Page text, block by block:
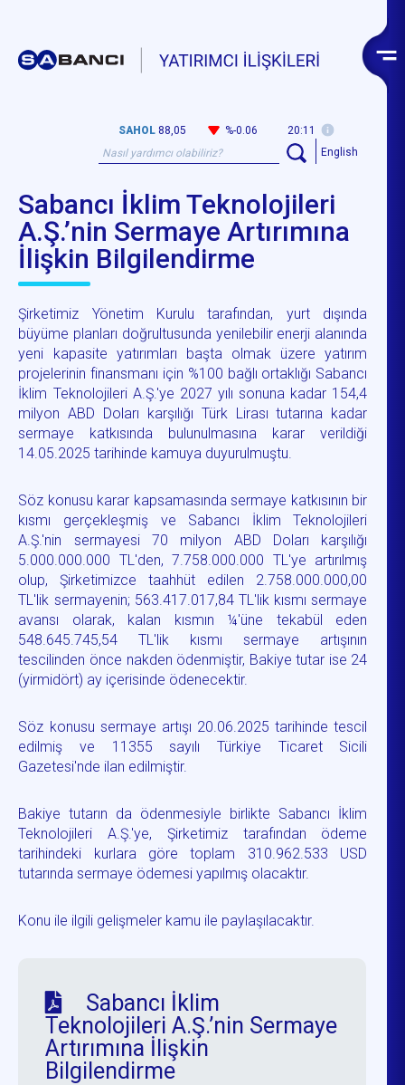
SAHOL 88,05 %-0.06
20:11
English
Sabancı İklim Teknolojileri
A.Ş.’nin Sermaye Artırımına
İlişkin Bilgilendirme
Şirketimiz Yönetim Kurulu tarafından, yurt dışında
büyüme planları doğrultusunda yenilebilir enerji alanında
yeni kapasite yatırımları başta olmak üzere yatırım
projelerinin finansmanı için %100 bağlı ortaklığı Sabancı
İklim Teknolojileri A.Ş.'ye 2027 yılı sonuna kadar 154,4
milyon ABD Doları karşılığı Türk Lirası tutarına kadar
sermaye katkısında bulunulmasına karar verildiği
14.05.2025 tarihinde kamuya duyurulmuştu.
Söz konusu karar kapsamasında sermaye katkısının bir
kısmı gerçekleşmiş ve Sabancı İklim Teknolojileri
A.Ş.'nin sermayesi 70 milyon ABD Doları karşılığı
5.000.000.000 TL'den, 7.758.000.000 TL'ye artırılmış
olup, Şirketimizce taahhüt edilen 2.758.000.000,00
TL'lik sermayenin; 563.417.017,84 TL'lik kısmı sermaye
avansı olarak, kalan kısmın ¼'üne tekabül eden
548.645.745,54 TL'lik kısmı sermaye artışının
tescilinden önce nakden ödenmiştir, Bakiye tutar ise 24
(yirmidört) ay içerisinde ödenecektir.
Söz konusu sermaye artışı 20.06.2025 tarihinde tescil
edilmiş ve 11355 sayılı Türkiye Ticaret Sicili
Gazetesi'nde ilan edilmiştir.
Bakiye tutarın da ödenmesiyle birlikte Sabancı İklim
Teknolojileri A.Ş.'ye, Şirketimiz tarafından ödeme
tarihindeki kurlara göre toplam 310.962.533 USD
tutarında sermaye ödemesi yapılmış olacaktır.
Konu ile ilgili gelişmeler kamu ile paylaşılacaktır.
Sabancı İklim
Teknolojileri A.Ş.’nin Sermaye
Artırımına İlişkin
Bilgilendirme